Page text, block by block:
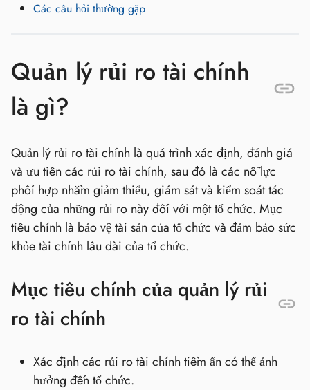
Các câu hỏi thường gặp
Quản lý rủi ro tài chính
là gì?
Quản lý rủi ro tài chính là quá trình xác định, đánh giá
và ưu tiên các rủi ro tài chính, sau đó là các nỗ lực
phối hợp nhằm giảm thiểu, giám sát và kiểm soát tác
động của những rủi ro này đối với một tổ chức. Mục
tiêu chính là bảo vệ tài sản của tổ chức và đảm bảo sức
khỏe tài chính lâu dài của tổ chức.
Mục tiêu chính của quản lý rủi
ro tài chính
Xác định các rủi ro tài chính tiềm ẩn có thể ảnh
hưởng đến tổ chức.